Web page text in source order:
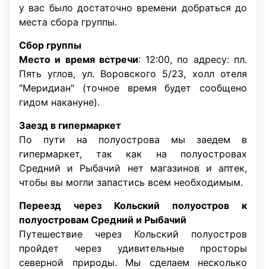
у вас было достаточно времени добраться до
места сбора группы.
Сбор группы
Место и время встречи: 12:00, по адресу: пл.
Пять углов, ул. Воровского 5/23, холл отеля
"Меридиан" (точное время будет сообщено
гидом накануне).
Заезд в гипермаркет
По пути на полуострова мы заедем в
гипермаркет, так как на полуостровах
Средний и Рыбачий нет магазинов и аптек,
чтобы вы могли запастись всем необходимым.
Переезд через Кольский полуостров к
полуостровам Средний и Рыбачий
Путешествие через Кольский полуостров
пройдет через удивительные просторы
северной природы. Мы сделаем несколько